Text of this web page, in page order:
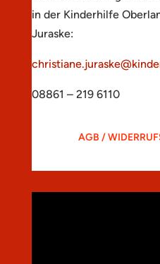
in der Kinderhilfe
Juraske:
08861 – 219 6110
AGB /